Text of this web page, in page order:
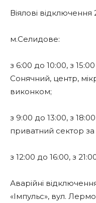
Віялові відключення
м.Селидове:
з 6:00 до 10:00, з
Сонячний, центр,
виконком;
з 9:00 до 13:00, з
приватний сектор
з 12:00 до 16:00, з
Аварійні
«Імпульс», вул.